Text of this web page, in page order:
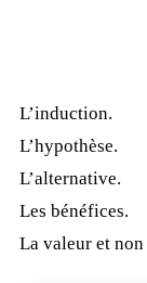
L’induction.
L’hypothèse.
L’alternative.
Les bénéfices.
La valeur et